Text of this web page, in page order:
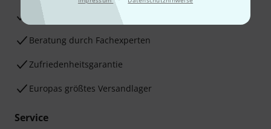
Beratung durch Fachexperten
Zufriedenheitsgarantie
Europas größtes Versandlager
Service